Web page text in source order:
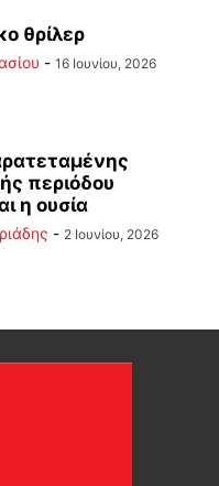
θρίλερ
- 16 Ιουνίου, 2026
περιόδου
η ουσία
- 2 Ιουνίου, 2026